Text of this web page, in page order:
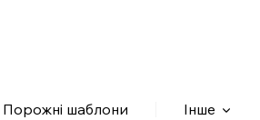
Порожні шаблони Інше